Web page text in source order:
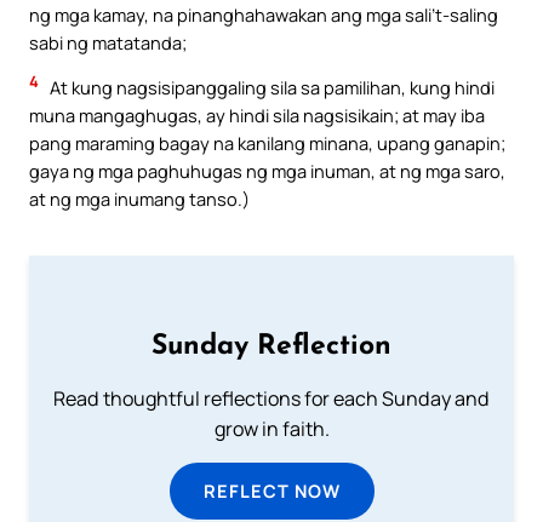
ng mga kamay, na pinanghahawakan ang mga sali’t-saling
sabi ng matatanda;
4 At kung nagsisipanggaling sila sa pamilihan, kung hindi
muna mangaghugas, ay hindi sila nagsisikain; at may iba
pang maraming bagay na kanilang minana, upang ganapin;
gaya ng mga paghuhugas ng mga inuman, at ng mga saro,
at ng mga inumang tanso.)
Sunday Reflection
Read thoughtful reflections for each Sunday and
grow in faith.
REFLECT NOW